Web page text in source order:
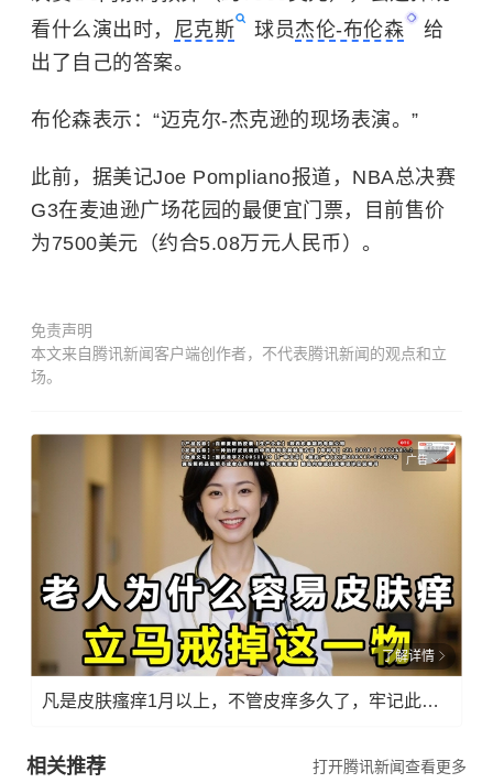
看什么演出时，
尼克斯 球员杰伦-布伦森
给
出了自己的答案。
布伦森表示：“迈克尔-杰克逊的现场表演。”
此前，据美记Joe Pompliano报道，NBA总决赛
G3在麦迪逊广场花园的最便宜门票，目前售价
为7500美元（约合5.08万元人民币）。
免责声明
本文来自腾讯新闻客户端创作者，不代表腾讯新闻的观点和立
场。
广告
了解详情
凡是皮肤瘙痒1月以上，不管皮痒多久了，牢记此法，快！准！狠！
相关推荐 打开腾讯新闻查看更多